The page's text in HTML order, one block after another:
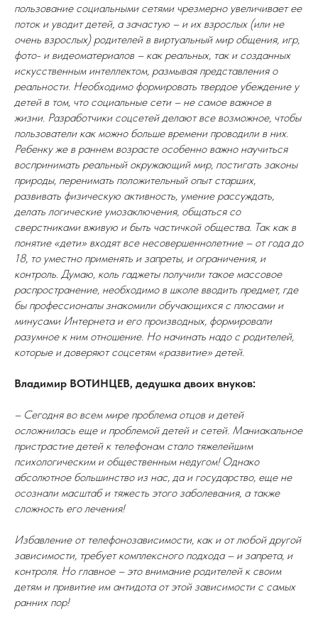
пользование социальными сетями чрезмерно увеличивает ее
поток и уводит детей, а зачастую – и их взрослых (или не
очень взрослых) родителей в виртуальный мир общения, игр,
фото- и видеоматериалов – как реальных, так и созданных
искусственным интеллектом, размывая представления о
реальности. Необходимо формировать твердое убеждение у
детей в том, что социальные сети – не самое важное в
жизни. Разработчики соцсетей делают все возможное, чтобы
пользователи как можно больше времени проводили в них.
Ребенку же в раннем возрасте особенно важно научиться
воспринимать реальный окружающий мир, постигать законы
природы, перенимать положительный опыт старших,
развивать физическую активность, умение рассуждать,
делать логические умозаключения, общаться со
сверстниками вживую и быть частичкой общества. Так как в
понятие «дети» входят все несовершеннолетние – от года до
18, то уместно применять и запреты, и ограничения, и
контроль. Думаю, коль гаджеты получили такое массовое
распространение, необходимо в школе вводить предмет, где
бы профессионалы знакомили обучающихся с плюсами и
минусами Интернета и его производных, формировали
разумное к ним отношение. Но начинать надо с родителей,
которые и доверяют соцсетям «развитие» детей.
Владимир ВОТИНЦЕВ, дедушка двоих внуков:
– Сегодня во всем мире проблема отцов и детей
осложнилась еще и проблемой детей и сетей. Маниакальное
пристрастие детей к телефонам стало тяжелейшим
психологическим и общественным недугом! Однако
абсолютное большинство из нас, да и государство, еще не
осознали масштаб и тяжесть этого заболевания, а также
сложность его лечения!
Избавление от телефонозависимости, как и от любой другой
зависимости, требует комплексного подхода – и запрета, и
контроля. Но главное – это внимание родителей к своим
детям и привитие им антидота от этой зависимости с самых
ранних пор!